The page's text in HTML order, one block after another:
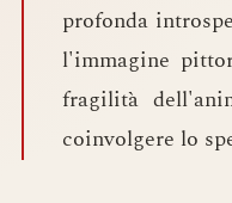
profonda
l'immagine
fragilità
coinvolgere lo